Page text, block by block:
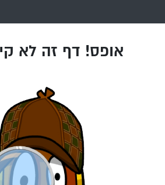
אופס! דף זה לא